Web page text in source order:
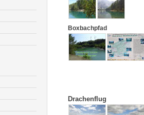
Boxbachpfad
Drachenflug